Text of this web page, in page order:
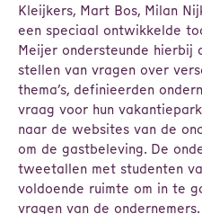
Kleijkers, Mart Bos, Milan
een speciaal ontwikkelde
Meijer ondersteunde hierbij
stellen van vragen over
thema’s, definieerden
vraag voor hun
naar de websites van de
om de gastbeleving. De
tweetallen met studenten
voldoende ruimte om in te
vragen van de